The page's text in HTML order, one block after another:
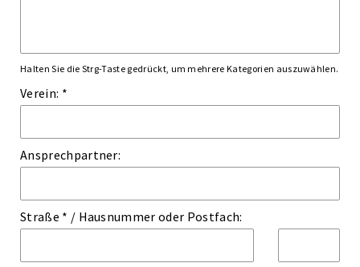
Halten Sie die Strg-Taste gedrückt, um mehrere Kategorien auszuwählen.
Verein: *
Ansprechpartner:
Straße * / Hausnummer oder Postfach: